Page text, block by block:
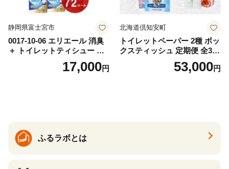
静岡県富士宮市
0017-10-06 エリエール 消臭
＋ トイレットティシュー し
っかり香るフレッシュクリア
の香り ダブル 12ロール×6パ
17,000円
北海道倶知安町
トイレットペーパー 2種 ボッ
クスティッシュ 定期便 全3
回 日本製 まとめ買い 防災
常備品 日用雑貨 消耗品 生活
53,000円
ふるラボとは